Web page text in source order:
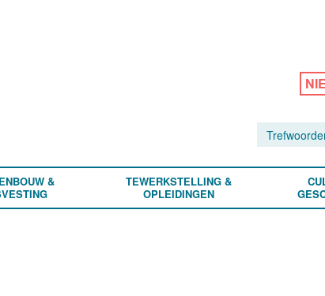
&
TEWERKSTELLING &
OPLEIDINGEN